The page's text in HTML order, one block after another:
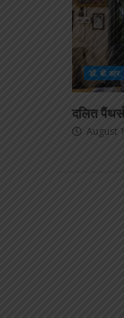
डॉ.
दलित
August